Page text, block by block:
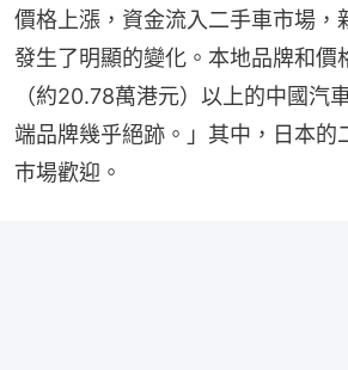
價格上漲，資金流入二手車市場，
發生了明顯的變化。本地品牌和價
（約20.78萬港元）以上的中國汽
端品牌幾乎絕跡。」其中，日本的
巿場歡迎。